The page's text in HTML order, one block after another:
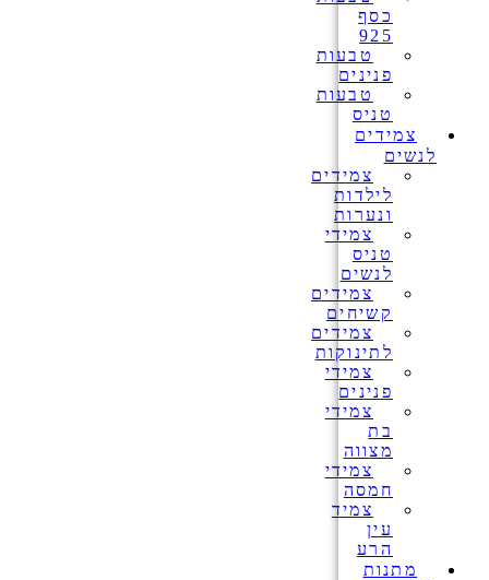
כסף
925
טבעות
פנינים
טבעות
טניס
צמידים
לנשים
צמידים
לילדות
ונערות
צמידי
טניס
לנשים
צמידים
קשיחים
צמידים
לתינוקות
צמידי
פנינים
צמידי
בת
מצווה
צמידי
חמסה
צמיד
עין
הרע
מתנות